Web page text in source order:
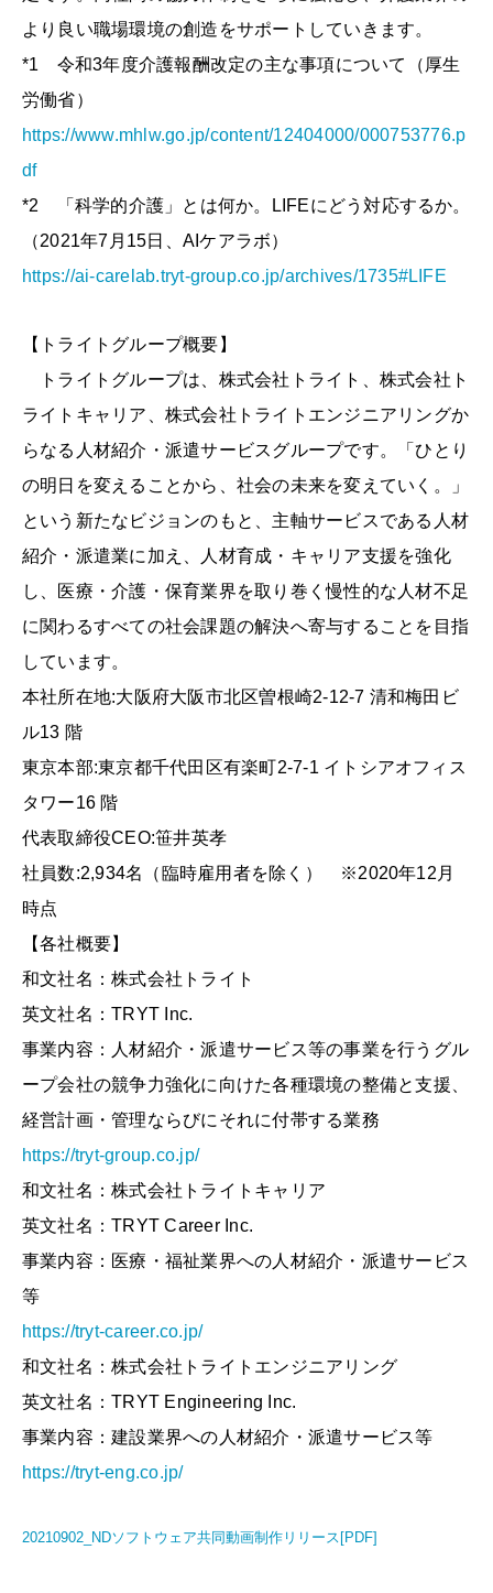
より良い職場環境の創造をサポートしていきます。
*1 令和3年度介護報酬改定の主な事項について（厚生
労働省）
https://www.mhlw.go.jp/content/12404000/000753776.p
df
*2 「科学的介護」とは何か。LIFEにどう対応するか。
（2021年7月15日、AIケアラボ）
https://ai-carelab.tryt-group.co.jp/archives/1735#LIFE
【トライトグループ概要】
トライトグループは、株式会社トライト、株式会社ト
ライトキャリア、株式会社トライトエンジニアリングか
らなる人材紹介・派遣サービスグループです。「ひとり
の明日を変えることから、社会の未来を変えていく。」
という新たなビジョンのもと、主軸サービスである人材
紹介・派遣業に加え、人材育成・キャリア支援を強化
し、医療・介護・保育業界を取り巻く慢性的な人材不足
に関わるすべての社会課題の解決へ寄与することを目指
しています。
本社所在地:大阪府大阪市北区曽根崎2-12-7 清和梅田ビ
ル13 階
東京本部:東京都千代田区有楽町2-7-1 イトシアオフィス
タワー16 階
代表取締役CEO:笹井英孝
社員数:2,934名（臨時雇用者を除く） ※2020年12月
時点
【各社概要】
和文社名：株式会社トライト
英文社名：TRYT Inc.
事業内容：人材紹介・派遣サービス等の事業を行うグル
ープ会社の競争力強化に向けた各種環境の整備と支援、
経営計画・管理ならびにそれに付帯する業務
https://tryt-group.co.jp/
和文社名：株式会社トライトキャリア
英文社名：TRYT Career Inc.
事業内容：医療・福祉業界への人材紹介・派遣サービス
等
https://tryt-career.co.jp/
和文社名：株式会社トライトエンジニアリング
英文社名：TRYT Engineering Inc.
事業内容：建設業界への人材紹介・派遣サービス等
https://tryt-eng.co.jp/
20210902_NDソフトウェア共同動画制作リリース[PDF]